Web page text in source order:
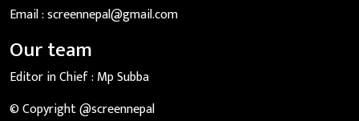
Email :screennepal@gmail.com
Our team
Editor in Chief : Mp Subba
© Copyright @screennepal